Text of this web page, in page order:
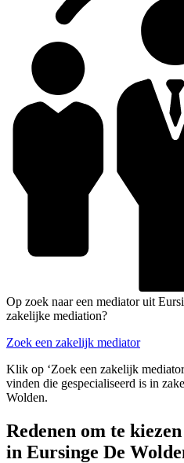
Op zoek naar een mediator uit
zakelijke mediation?
Zoek een zakelijk mediator
Klik op ‘Zoek een zakelijk
vinden die gespecialiseerd is in
Wolden.
Redenen om te
in Eursinge De